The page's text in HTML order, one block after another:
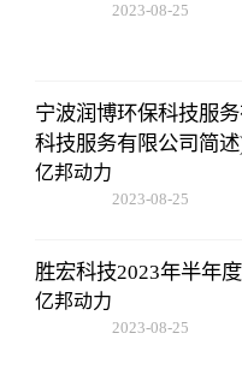
2023-08-25
宁波润博环保科技服
科技服务有限公司简
亿邦动力
2023-08-25
胜宏科技2023年半年
亿邦动力
2023-08-25